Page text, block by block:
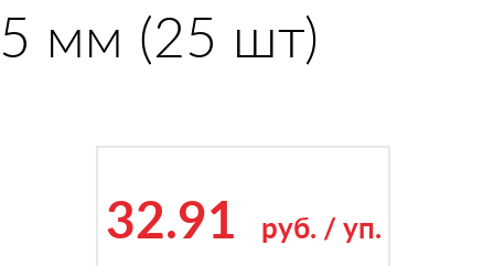
5 мм (25 шт)
32.91 руб. / уп.